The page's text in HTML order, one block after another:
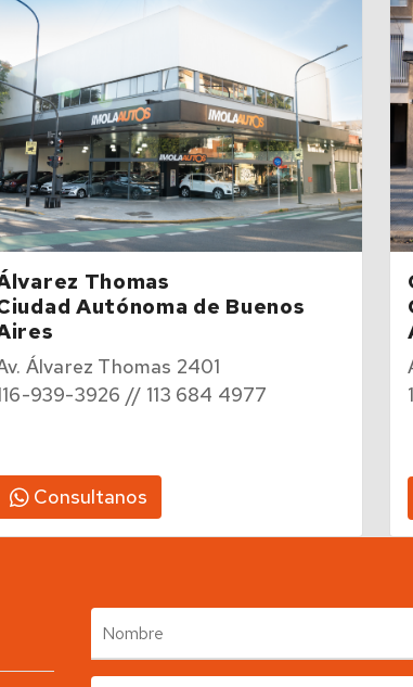
Thomas
Autónoma de Buenos
Álvarez Thomas 2401
939-3926 // 113 684 4977
Consultanos